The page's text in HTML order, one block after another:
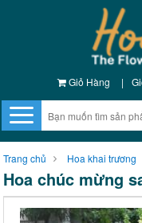
Giỏ Hàng |
Trang chủ Hoa khai trương
Hoa chúc mừng